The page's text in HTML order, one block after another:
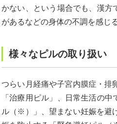
かない、という場合でも、漢方
があるなどの身体の不調を感じ
様々なピルの取り扱い
つらい月経痛や子宮内膜症・排
「治療用ピル」、日常生活の
ル（※）」、望まない妊娠を避